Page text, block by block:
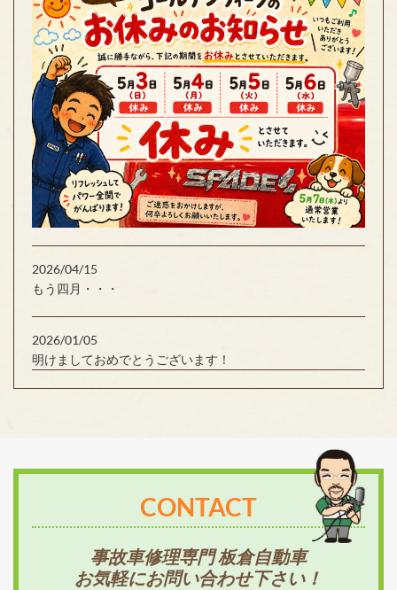
2026/04/15
もう四月・・・
2026/01/05
明けましておめでとうございます！
CONTACT
事故車修理専門 板倉自動車
お気軽にお問い合わせ下さい！